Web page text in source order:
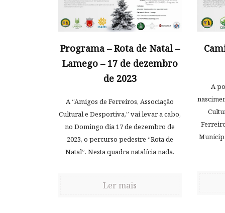
Programa – Rota de Natal –
Lamego – 17 de dezembro
de 2023
A “Amigos de Ferreiros, Associação
Cultural e Desportiva,” vai levar a cabo,
no Domingo dia 17 de dezembro de
2023, o percurso pedestre “Rota de
Natal”. Nesta quadra natalícia nada.
Ler mais
A